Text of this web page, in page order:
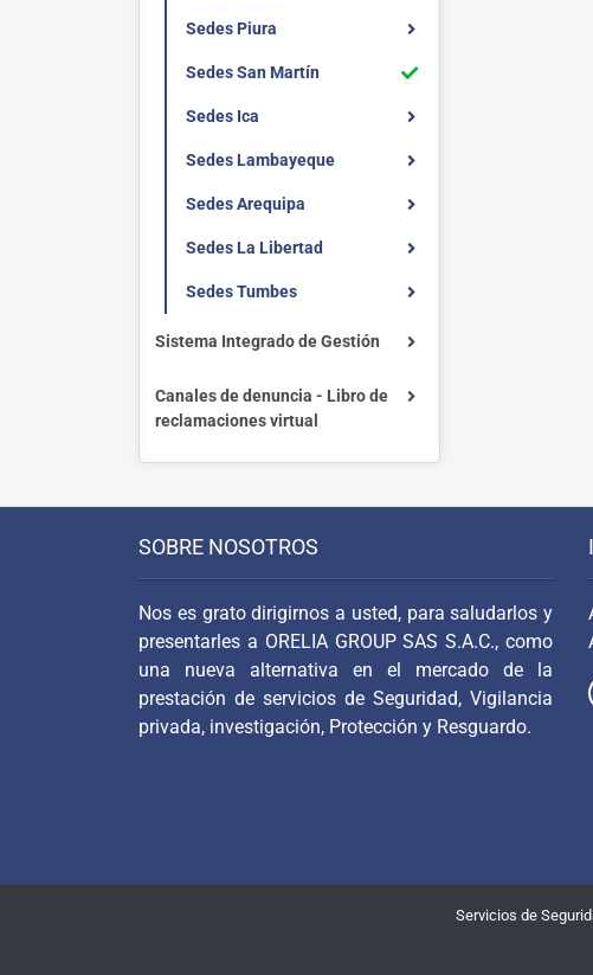
Sedes Piura
Sedes San Martín
Sedes Ica
Sedes Lambayeque
Sedes Arequipa
Sedes La Libertad
Sedes Tumbes
Sistema Integrado de Gestión
Canales de denuncia - Libro de
reclamaciones virtual
SOBRE NOSOTROS
Nos es grato dirigirnos a usted, para saludarlos y
presentarles a ORELIA GROUP SAS S.A.C., como
una nueva alternativa en el mercado de la
prestación de servicios de Seguridad, Vigilancia
privada, investigación, Protección y Resguardo.
Servicios de